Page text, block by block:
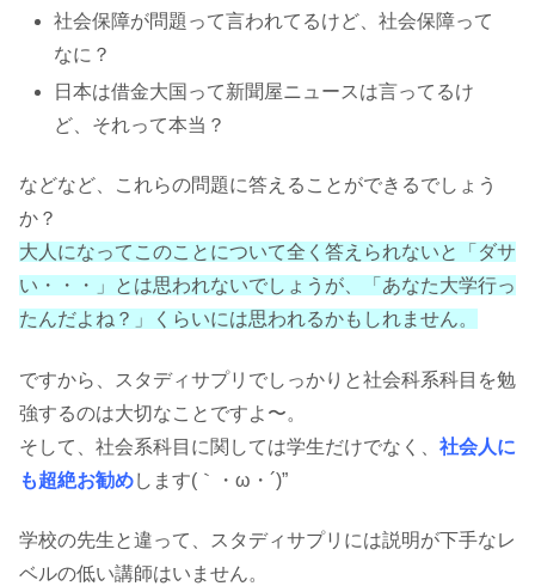
社会保障が問題って言われてるけど、社会保障って
なに？
日本は借金大国って新聞屋ニュースは言ってるけ
ど、それって本当？
などなど、これらの問題に答えることができるでしょう
か？
大人になってこのことについて全く答えられないと「ダサ
い・・・」とは思われないでしょうが、「あなた大学行っ
たんだよね？」くらいには思われるかもしれません。
ですから、スタディサプリでしっかりと社会科系科目を勉
強するのは大切なことですよ〜。
そして、社会系科目に関しては学生だけでなく、 社会人に
も超絶お勧めします(｀・ω・´)”
学校の先生と違って、スタディサプリには説明が下手なレ
ベルの低い講師はいません。